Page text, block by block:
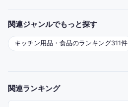
関連ジャンルでもっと探す
キッチン用品・食品のランキング311件
関連ランキング